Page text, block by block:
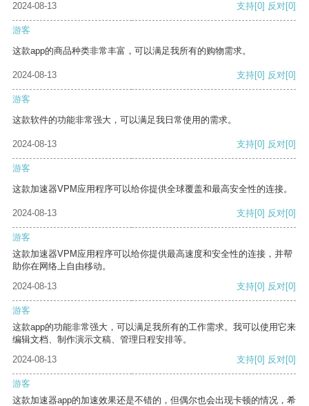
2024-08-13 支持[0] 反对[0]
游客
这款app的商品种类非常丰富，可以满足我所有的购物需求。
2024-08-13 支持[0] 反对[0]
游客
这款软件的功能非常强大，可以满足我日常使用的需求。
2024-08-13 支持[0] 反对[0]
游客
这款加速器VPM应用程序可以给你提供全球覆盖和最高安全性的连接。
2024-08-13 支持[0] 反对[0]
游客
这款加速器VPM应用程序可以给你提供最高速度和安全性的连接，并帮
助你在网络上自由移动。
2024-08-13
支持[0] 反对[0]
游客
这款app的功能非常强大，可以满足我所有的工作需求。我可以使用它来
编辑文档、制作演示文稿、管理日程安排等。
2024-08-13
支持[0] 反对[0]
游客
这款加速器app的加速效果还是不错的，但偶尔也会出现卡顿的情况，希